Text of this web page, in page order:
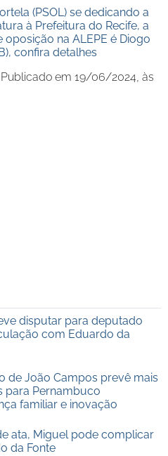
(PSOL) se dedicando a
à Prefeitura do Recife, a
oposição na ALEPE é Diogo
confira detalhes
Publicado em 19/06/2024, às
disputar para deputado
com Eduardo da
de João Campos prevê mais
para Pernambuco
familiar e inovação
ata, Miguel pode complicar
da Fonte